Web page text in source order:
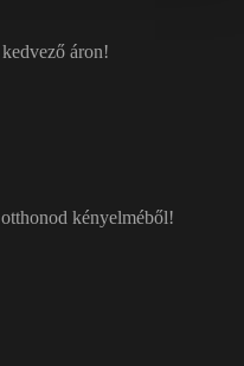
áron!
kényelméből!